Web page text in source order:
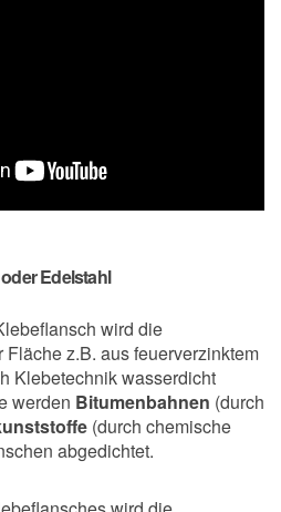
Edelstahl
wird die
z.B. aus feuerverzinktem
Klebetechnik wasserdicht
werden Bitumenbahnen (durch
(durch chemische
abgedichtet.